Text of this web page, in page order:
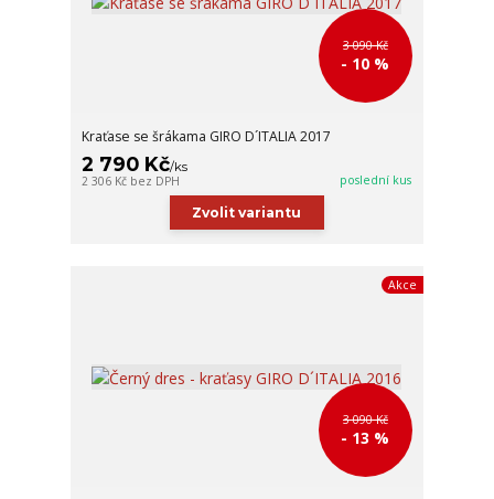
3 090 Kč
- 10 %
Kraťase se šrákama GIRO D´ITALIA 2017
2 790 Kč/ks
2 306 Kč bez DPH poslední kus
Zvolit variantu
Akce
3 090 Kč
- 13 %